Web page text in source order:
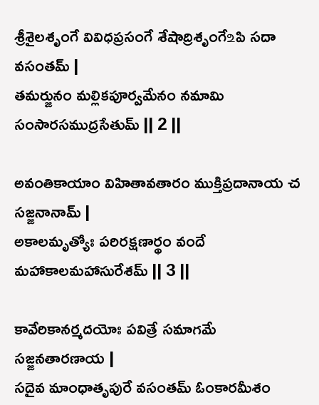
శ్రీశైలశృంగే వివిధప్రసంగే శేషాద్రిశృంగే ‌உపి సదా
వసంతమ్ |
తమర్జునం మల్లికపూర్వమేనం నమామి
సంసారసముద్రసేతుమ్ || 2 ||
అవంతికాయాం విహితావతారం ముక్తిప్రదానాయ చ
సజ్జనానామ్ |
అకాలమృత్యోః పరిరక్షణార్థం వందే
మహాకాలమహాసురేశమ్ || 3 ||
కావేరికానర్మదయోః పవిత్రే సమాగమే
సజ్జనతారణాయ |
సదైవ మాంధాతృపురే వసంతమ్ ఓంకారమీశం